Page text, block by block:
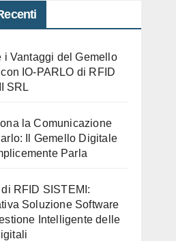
i Vantaggi del Gemello
IO-PARLO di RFID
SRL
la Comunicazione
Il Gemello Digitale
Parla
di RFID SISTEMI:
Soluzione Software
Intelligente delle